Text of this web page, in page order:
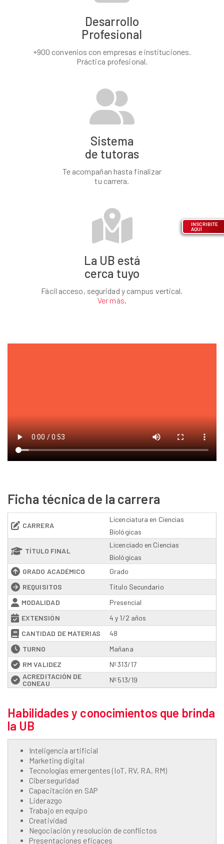
Desarrollo
Profesional
+900 convenios con empresas e instituciones.
Práctica profesional.
Sistema
de tutoras
Te acompañan hasta finalizar
tu carrera.
La UB está
cerca tuyo
Fácil acceso, seguridad y campus vertical.
Ver más.
Ficha técnica de la carrera
CARRERA
Licenciatura en Ciencias
Biológicas
TÍTULO FINAL
Licenciado en Ciencias
Biológicas
GRADO ACADÉMICO
Grado
REQUISITOS
Título Secundario
MODALIDAD
Presencial
EXTENSIÓN
4 y 1/2 años
CANTIDAD DE MATERIAS
48
TURNO
Mañana
RM VALIDEZ
Nº 313/17
ACREDITACIÓN DE
CONEAU
Nº 513/19
Habilidades y conocimientos que brinda
la UB
Inteligencia artificial
Marketing digital
Tecnologías emergentes (IoT, RV, RA, RM)
Ciberseguridad
Capacitación en SAP
Liderazgo
Trabajo en equipo
Creatividad
Negociación y resolución de conflictos
Presentaciones eficaces
INSCRIBITE
AQUÍ